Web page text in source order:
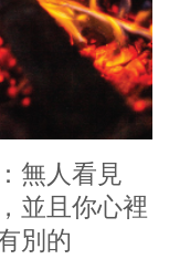
無人看見
，並且你心裡
別的